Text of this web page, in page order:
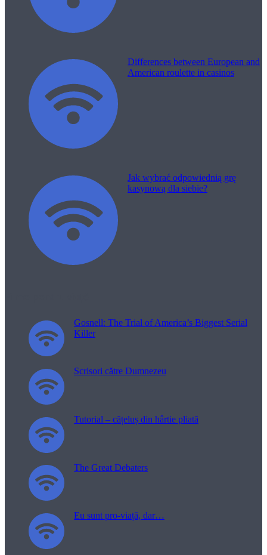
Differences between European and
American roulette in casinos
Jak wybrać odpowiednią grę
kasynową dla siebie?
Gosnell: The Trial of America’s Biggest Serial
Killer
Scrisori către Dumnezeu
Tutorial – cățeluș din hârtie pliată
The Great Debaters
Eu sunt pro-viață, dar…